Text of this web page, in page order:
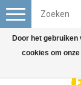
Toggle
navigation
Door het
cookies om